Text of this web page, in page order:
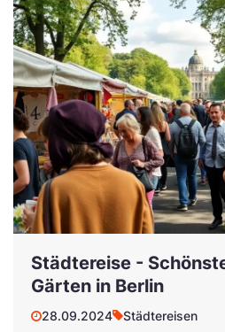
Städtereise -
Gärten in Berlin
28.09.2024 Städtereisen